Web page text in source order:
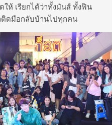
ให้ เรียกได้ว่าทั้งมันส์ ทั้งฟิน
ติดมือกลับบ้านไปทุกคน